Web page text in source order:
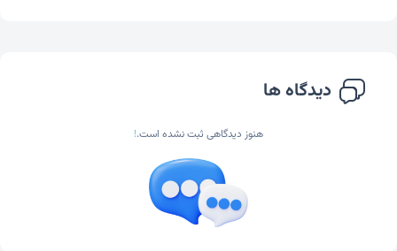
دیدگاه ها
هنوز دیدگاهی ثبت نشده است.!